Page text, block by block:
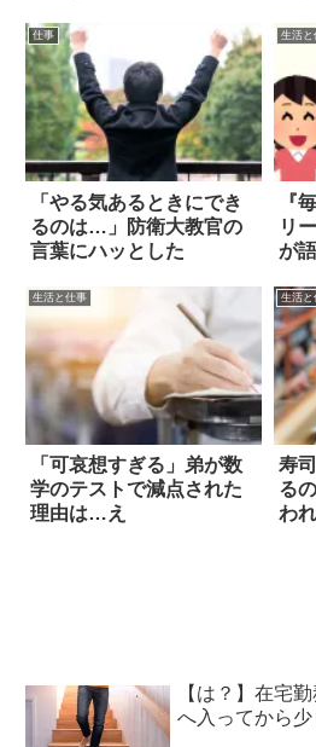
仕事
「やる気あるときにでき
るのは…」防衛大教官の
言葉にハッとした
生活と
『
リ
が
生活と仕事
「可哀想すぎる」弟が数
学のテストで減点された
理由は…え
生活と
寿
る
わ
【は？】在宅
へ入ってから